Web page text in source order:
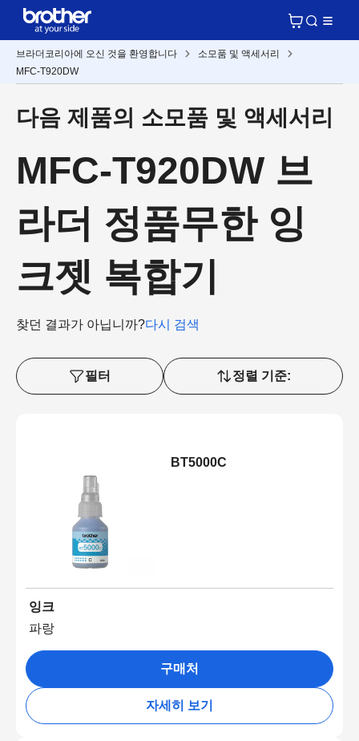
브라더코리아에 오신 것을 환영합니다
소모품 및 액세서리
MFC-T920DW
다음 제품의 소모품 및 액세서리
MFC-T920DW 브
라더 정품무한 잉
크젯 복합기
찾던 결과가 아닙니까?다시 검색
필터 정렬 기준:
BT5000C
잉크
파랑
구매처
자세히 보기